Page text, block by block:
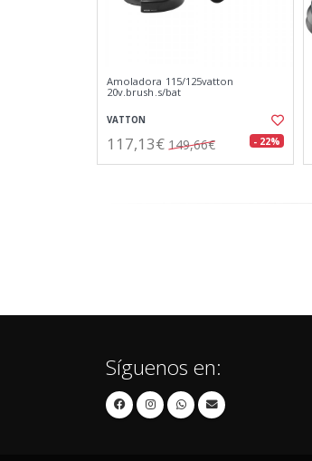
Amoladora 115/125vatton
20v.brush.s/bat
VATTON
117,13€ 149,66€ - 22%
Síguenos en: